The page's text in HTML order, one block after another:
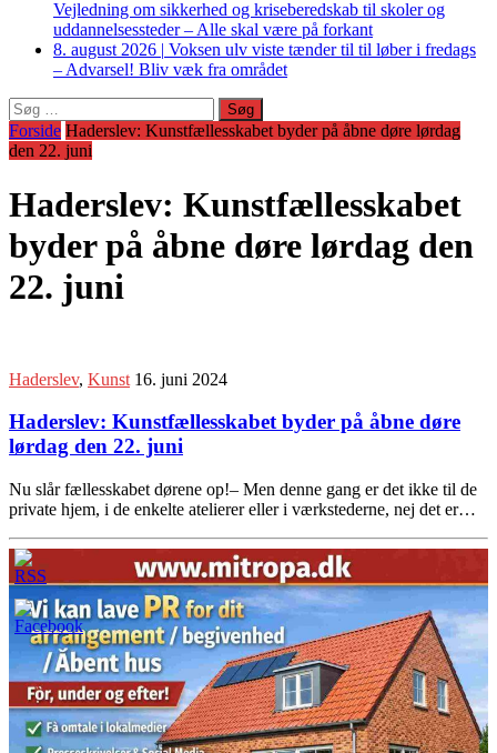
Vejledning om sikkerhed og kriseberedskab til skoler og
uddannelsessteder – Alle skal være på forkant
8. august 2026 | Voksen ulv viste tænder til til løber i fredags
– Advarsel! Bliv væk fra området
Søg
efter:
Forside Haderslev: Kunstfællesskabet byder på åbne døre lørdag
den 22. juni
Haderslev: Kunstfællesskabet
byder på åbne døre lørdag den
22. juni
Haderslev, Kunst 16. juni 2024
Haderslev: Kunstfællesskabet byder på åbne døre
lørdag den 22. juni
Nu slår fællesskabet dørene op!– Men denne gang er det ikke til de
private hjem, i de enkelte atelierer eller i værkstederne, nej det er…